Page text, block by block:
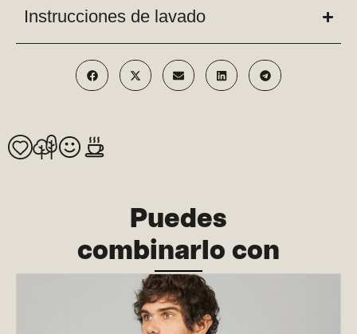
Instrucciones de lavado
Puedes
combinarlo con